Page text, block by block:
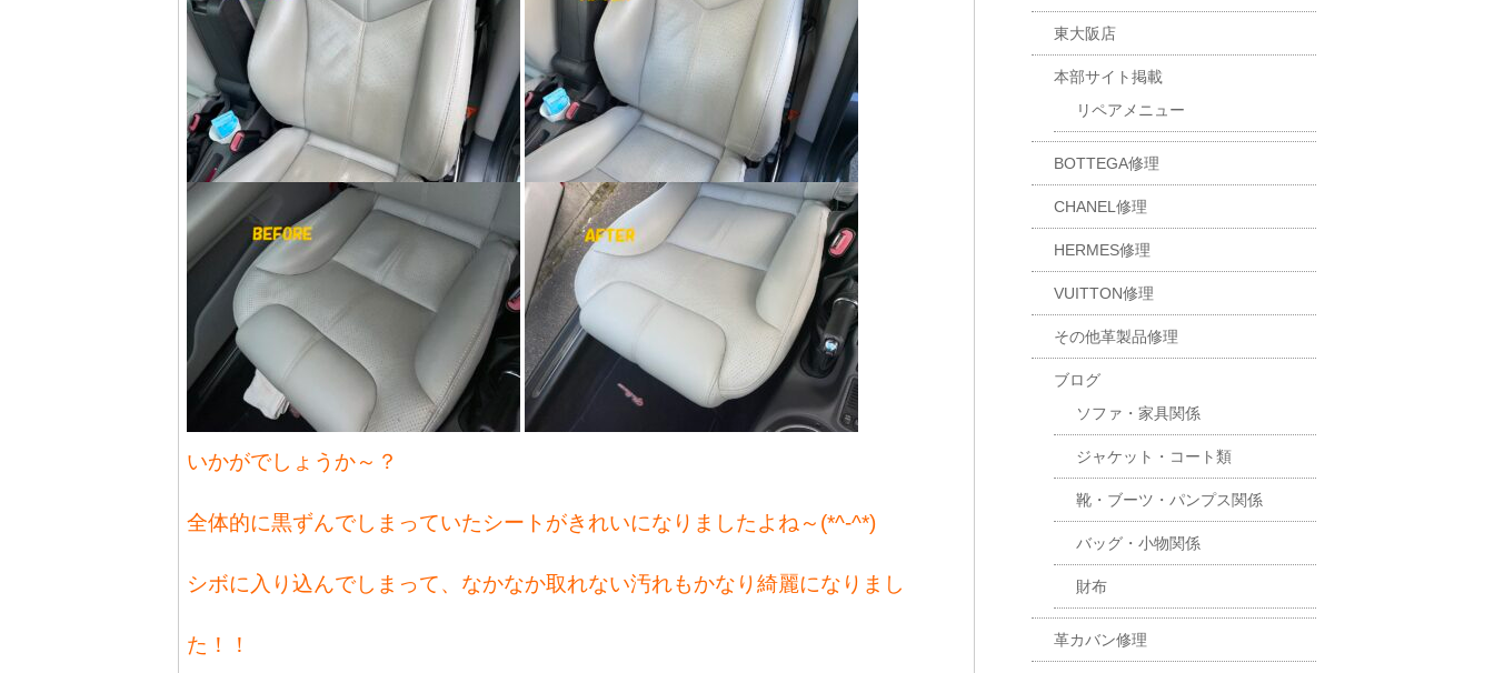
いかがでしょうか～？
全体的に黒ずんでしまっていたシートがきれいになりましたよね～(*^-^*)
シボに入り込んでしまって、なかなか取れない汚れもかなり綺麗になりまし
た！！
東大阪店
本部サイト掲載
リペアメニュー
BOTTEGA修理
CHANEL修理
HERMES修理
VUITTON修理
その他革製品修理
ブログ
ソファ・家具関係
ジャケット・コート類
靴・ブーツ・パンプス関係
バッグ・小物関係
財布
革カバン修理